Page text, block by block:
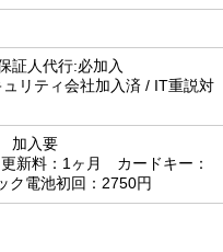
証人代行:必加入
リティ会社加入済 / IT重説対
加入要
新料：1ヶ月 カードキー：
電池初回：2750円